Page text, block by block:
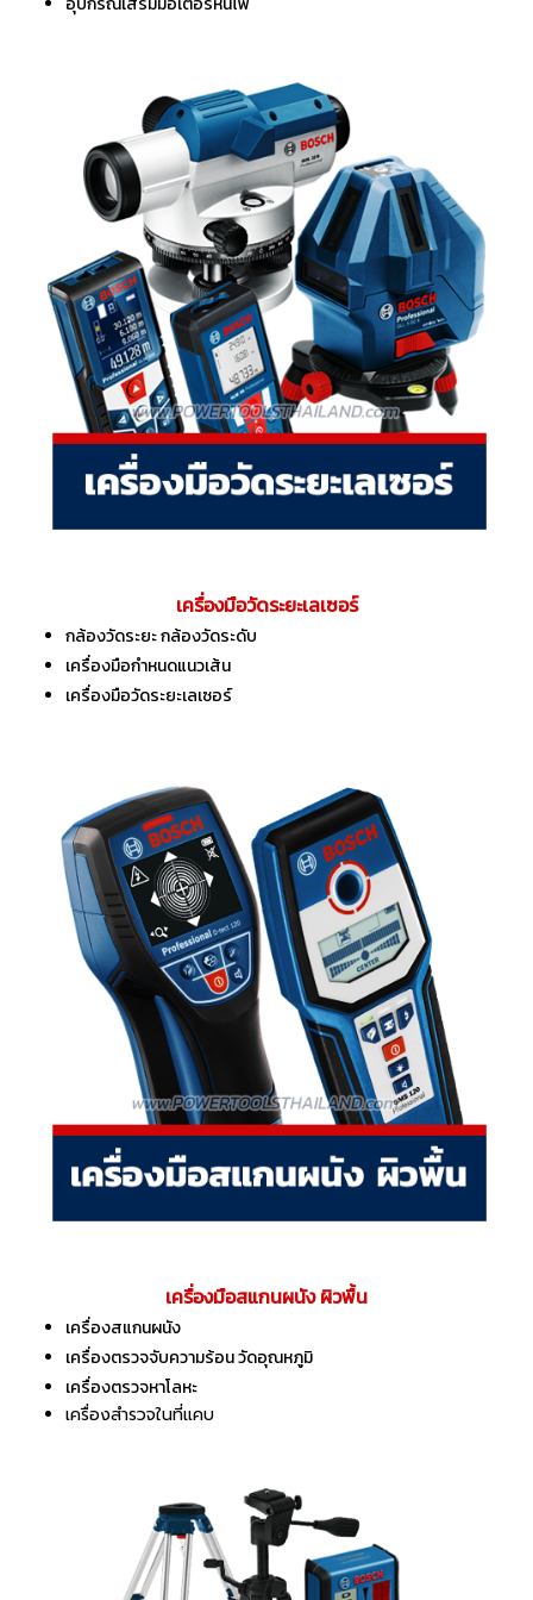
เครื่องมือวัดระยะเลเซอร์
กล้องวัดระยะ กล้องวัดระดับ
เครื่องมือกำหนดแนวเส้น
เครื่องมือวัดระยะเลเซอร์
เครื่องมือสแกนผนัง ผิวพื้น
เครื่องสแกนผนัง
เครื่องตรวจจับความร้อน วัดอุณหภูมิ
เครื่องตรวจหาโลหะ
เครื่องสำรวจในที่แคบ